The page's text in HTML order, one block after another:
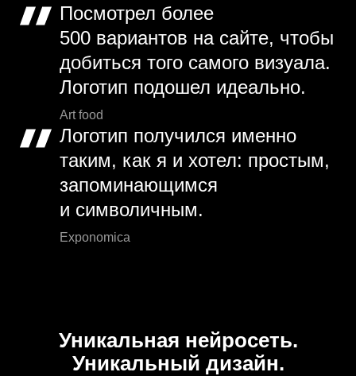
Посмотрел более
500 вариантов на сайте, чтобы
добиться того самого визуала.
Логотип подошел идеально.
Art food
Логотип получился именно
таким, как я и хотел: простым,
запоминающимся
и символичным.
Exponomica
Уникальная нейросеть.
Уникальный дизайн.